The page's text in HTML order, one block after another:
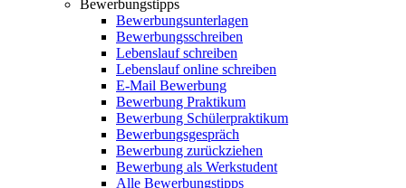
Bewerbungstipps
Bewerbungsunterlagen
Bewerbungsschreiben
Lebenslauf schreiben
Lebenslauf online schreiben
E-Mail Bewerbung
Bewerbung Praktikum
Bewerbung Schülerpraktikum
Bewerbungsgespräch
Bewerbung zurückziehen
Bewerbung als Werkstudent
Alle Bewerbungstipps